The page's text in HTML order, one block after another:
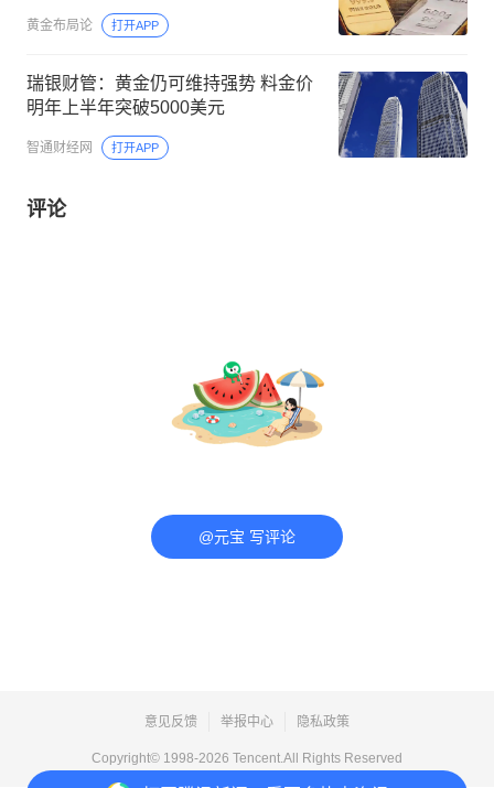
黄金布局论 打开APP
瑞银财管：黄金仍可维持强势 料金价
明年上半年突破5000美元
智通财经网 打开APP
评论
@元宝 写评论
意见反馈 举报中心 隐私政策
Copyright© 1998-2026 Tencent.All Rights Reserved